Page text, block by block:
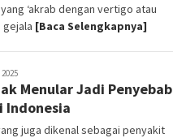
‘akrab dengan vertigo atau
gejala [Baca Selengkapnya]
Menular Jadi Penyebab
Indonesia
juga dikenal sebagai penyakit